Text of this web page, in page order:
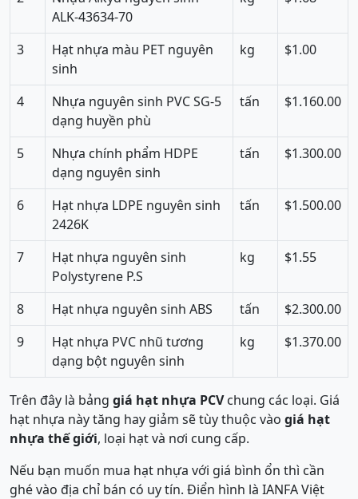
ALK-43634-70
3
Hạt nhựa màu PET nguyên
sinh
kg $1.00
4
Nhựa nguyên sinh PVC SG-5
dạng huyền phù
tấn $1.160.00
5
Nhựa chính phẩm HDPE
dạng nguyên sinh
tấn $1.300.00
6
Hạt nhựa LDPE nguyên sinh
2426K
tấn $1.500.00
7
Hạt nhựa nguyên sinh
Polystyrene P.S
kg $1.55
8 Hạt nhựa nguyên sinh ABS tấn
$2.300.00
9
Hạt nhựa PVC nhũ tương
dạng bột nguyên sinh
kg $1.370.00
Trên đây là bảng giá hạt nhựa PCVchung các loại. Giá
hạt nhựa này tăng hay giảm sẽ tùy thuộc vào giá hạt
nhựa thế giới, loại hạt và nơi cung cấp.
Nếu bạn muốn mua hạt nhựa với giá bình ổn thì cần
ghé vào địa chỉ bán có uy tín. Điển hình là IANFA Việt